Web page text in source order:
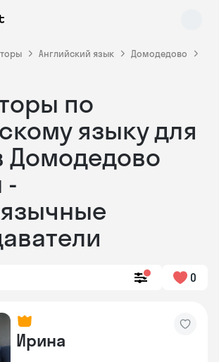
Английский язык
Домодедово
по
языку для
Домодедово
-
0
Ирина